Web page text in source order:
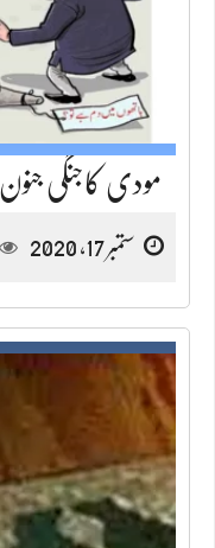
مودی کاجنگی جنون
ستمبر 17, 2020